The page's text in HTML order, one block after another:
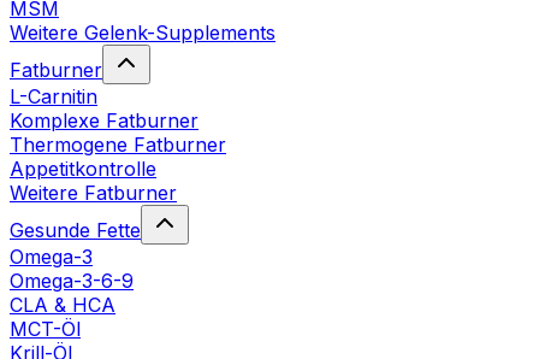
MSM
Weitere Gelenk-Supplements
Fatburner
L-Carnitin
Komplexe Fatburner
Thermogene Fatburner
Appetitkontrolle
Weitere Fatburner
Gesunde Fette
Omega-3
Omega-3-6-9
CLA & HCA
MCT-Öl
Krill-Öl